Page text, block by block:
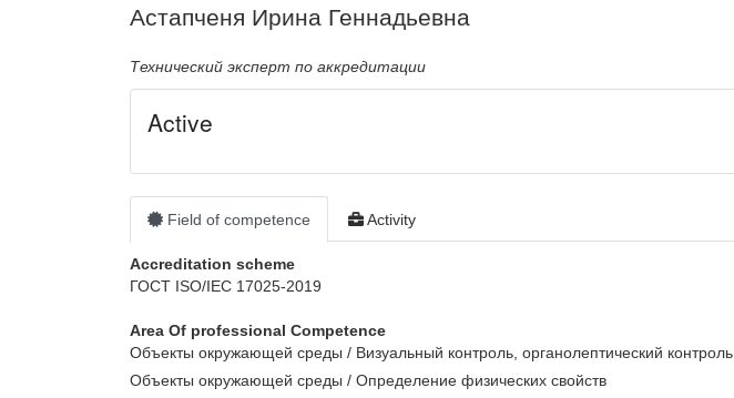
Астапченя Ирина Геннадьевна
Технический эксперт по аккредитации
Active
Field of competence Activity
Accreditation scheme
ГОСТ ISO/IEC 17025-2019
Area Of ​​professional Competence
Объекты окружающей среды / Визуальный контроль, органолептический контроль
Объекты окружающей среды / Определение физических свойств